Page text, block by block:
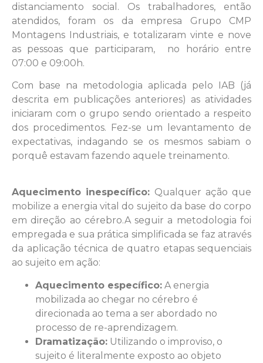
distanciamento social. Os trabalhadores, então
atendidos, foram os da empresa Grupo CMP
Montagens Industriais, e totalizaram vinte e nove
as pessoas que participaram, no horário entre
07:00 e 09:00h.
Com base na metodologia aplicada pelo IAB (já
descrita em publicações anteriores) as atividades
iniciaram com o grupo sendo orientado a respeito
dos procedimentos. Fez-se um levantamento de
expectativas, indagando se os mesmos sabiam o
porquê estavam fazendo aquele treinamento.
Aquecimento inespecífico: Qualquer ação que
mobilize a energia vital do sujeito da base do corpo
em direção ao cérebro.A seguir a metodologia foi
empregada e sua prática simplificada se faz através
da aplicação técnica de quatro etapas sequenciais
ao sujeito em ação:
Aquecimento específico: A energia
mobilizada ao chegar no cérebro é
direcionada ao tema a ser abordado no
processo de re-aprendizagem.
Dramatização: Utilizando o improviso, o
sujeito é literalmente exposto ao objeto